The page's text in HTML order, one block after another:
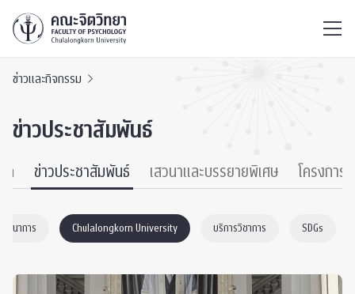
ข่าวและกิจกรรม
ข่าวประชาสัมพันธ์
ด ข่าวประชาสัมพันธ์ เสวนาและบรรยายพิเศษ โครงการ
นาการ Chulalongkorn University บริการวิชาการ SDGs